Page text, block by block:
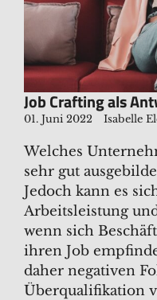
Job Crafting als
01. Juni 2022 Isabelle
Welches
sehr gut
Jedoch kann es
Arbeitsleistung
wenn sich
ihren Job
daher negativen
Überqualifikation